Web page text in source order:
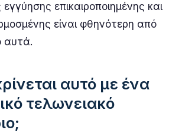
επικαιροποιημένης και
είναι φθηνότερη από
αυτά.
αυτό με ένα
τελωνειακό